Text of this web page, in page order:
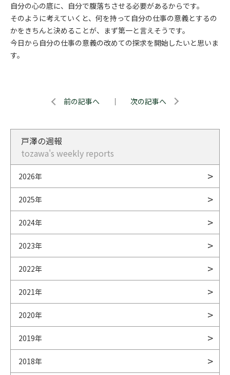
自分の心の底に、自分で腹落ちさせる必要があるからです。
そのように考えていくと、何を持って自分の仕事の意義とするの
かをきちんと決めることが、まず第一と言えそうです。
今日から自分の仕事の意義の改めての探求を開始したいと思いま
す。
前の記事へ ｜ 次の記事へ
戸澤の週報
tozawa's weekly reports
2026年
2025年
2024年
2023年
2022年
2021年
2020年
2019年
2018年